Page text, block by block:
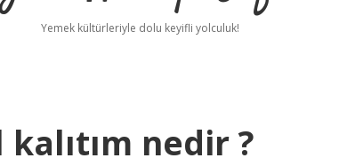
Yemek kültürleriyle dolu keyifli yolculuk!
nedir ?